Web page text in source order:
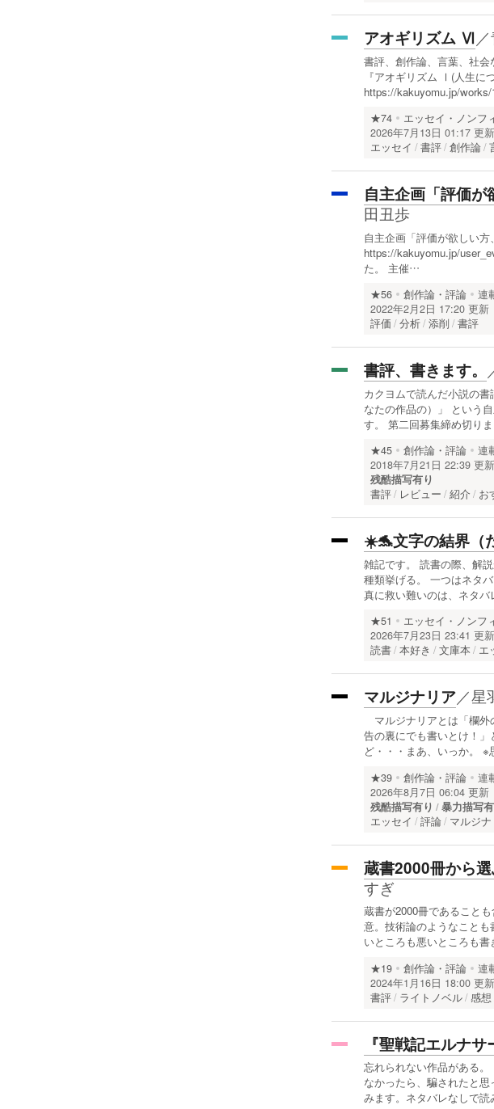
アオギリズム Ⅵ／
書評、創作論、言葉、社会
『アオギリズム Ⅰ(人生に
https://kakuyomu.jp/
★74 エッセイ・ノンフ
2026年7月13日 01:17 更新
エッセイ
書評 創作論
自主企画「評価が
田丑歩
自主企画「評価が欲しい方
https://kakuyomu.jp/
た。 主催…
★56 創作論・評論 連
2022年2月2日 17:20 更新
評価
分析 添削 書評
書評、書きます。
カクヨムで読んだ小説の
なたの作品の）」 という
す。 第二回募集締め切り
★45 創作論・評論 連
2018年7月21日 22:39 更新
残酷描写有り
書評
レビュー 紹介 お
☀️🐬文字の結界（
雑記です。 読書の際、解
種類挙げる。 一つはネタ
真に救い難いのは、ネタ
★51 エッセイ・ノンフ
2026年7月23日 23:41 更新
読書 本好き 文庫本 エ
マルジナリア／星
マルジナリアとは「欄
告の裏にでも書いとけ！
ど・・・まあ、いっか。
★39 創作論・評論 連
2026年8月7日 06:04 更新
残酷描写有り
暴力描写
エッセイ
評論 マルジナ
蔵書2000冊から
すぎ
蔵書が2000冊であること
意。技術論のようなこと
いところも悪いところも
★19 創作論・評論 連
2024年1月16日 18:00 更新
書評
ライトノベル 感想
『聖戦記エルナ
忘れられない作品がある
なかったら、騙されたと
みます。ネタバレなしで